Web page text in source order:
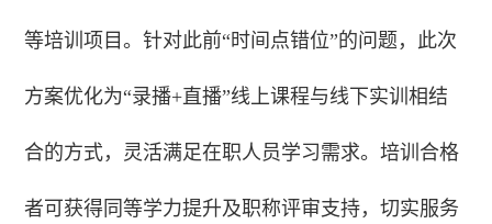
等培训项目。针对此前“时间点错位”的问题，此次
方案优化为“录播+直播”线上课程与线下实训相结
合的方式，灵活满足在职人员学习需求。培训合格
者可获得同等学力提升及职称评审支持，切实服务